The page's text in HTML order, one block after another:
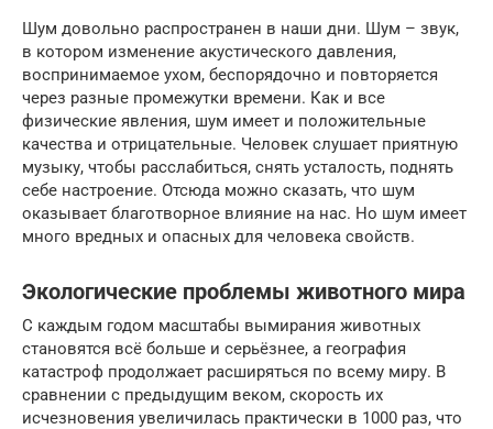
Шум довольно распространен в наши дни. Шум – звук,
в котором изменение акустического давления,
воспринимаемое ухом, беспорядочно и повторяется
через разные промежутки времени. Как и все
физические явления, шум имеет и положительные
качества и отрицательные. Человек слушает приятную
музыку, чтобы расслабиться, снять усталость, поднять
себе настроение. Отсюда можно сказать, что шум
оказывает благотворное влияние на нас. Но шум имеет
много вредных и опасных для человека свойств.
Экологические проблемы животного мира
С каждым годом масштабы вымирания животных
становятся всё больше и серьёзнее, а география
катастроф продолжает расширяться по всему миру. В
сравнении с предыдущим веком, скорость их
исчезновения увеличилась практически в 1000 раз, что